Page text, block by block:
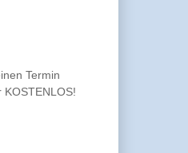
Termin